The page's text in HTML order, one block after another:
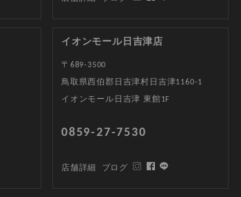
イオンモール日吉津店
〒689-3500
鳥取県西伯郡日吉津村日吉津1160-1
イオンモール日吉津 東館1F
0859-27-7530
店舗詳細 ブログ